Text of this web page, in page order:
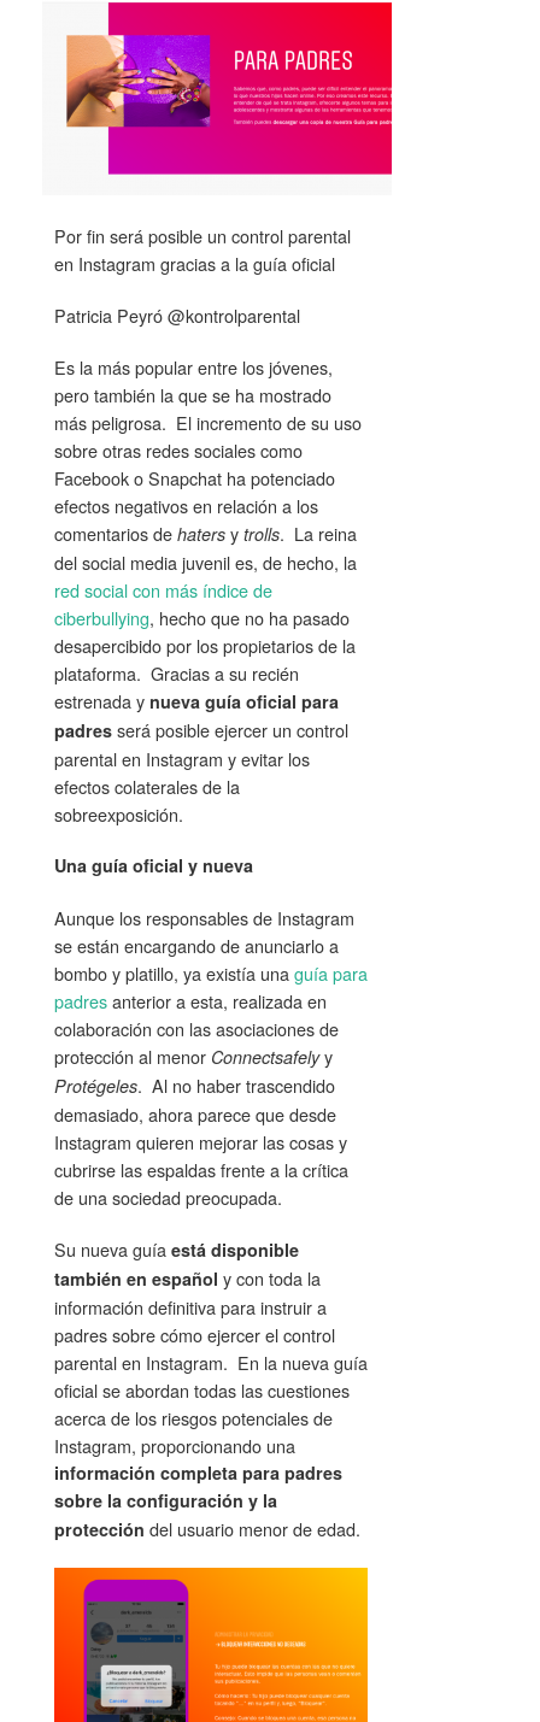
Por fin será posible un control parental
en Instagram gracias a la guía oficial
Patricia Peyró @kontrolparental
Es la más popular entre los jóvenes,
pero también la que se ha mostrado
más peligrosa. El incremento de su uso
sobre otras redes sociales como
Facebook o Snapchat ha potenciado
efectos negativos en relación a los
comentarios de haters y trolls. La reina
del social media juvenil es, de hecho, la
red social con más índice de
ciberbullying, hecho que no ha pasado
desapercibido por los propietarios de la
plataforma. Gracias a su recién
estrenada y nueva guía oficial para
padres será posible ejercer un control
parental en Instagram y evitar los
efectos colaterales de la
sobreexposición.
Una guía oficial y nueva
Aunque los responsables de Instagram
se están encargando de anunciarlo a
bombo y platillo, ya existía una guía para
padresanterior a esta, realizada en
colaboración con las asociaciones de
protección al menor Connectsafelyy
Protégeles. Al no haber trascendido
demasiado, ahora parece que desde
Instagram quieren mejorar las cosas y
cubrirse las espaldas frente a la crítica
de una sociedad preocupada.
Su nueva guía está disponible
también en español y con toda la
información definitiva para instruir a
padres sobre cómo ejercer el control
parental en Instagram. En la nueva guía
oficial se abordan todas las cuestiones
acerca de los riesgos potenciales de
Instagram, proporcionando una
información completa para padres
sobre la configuración y la
protección del usuario menor de edad.